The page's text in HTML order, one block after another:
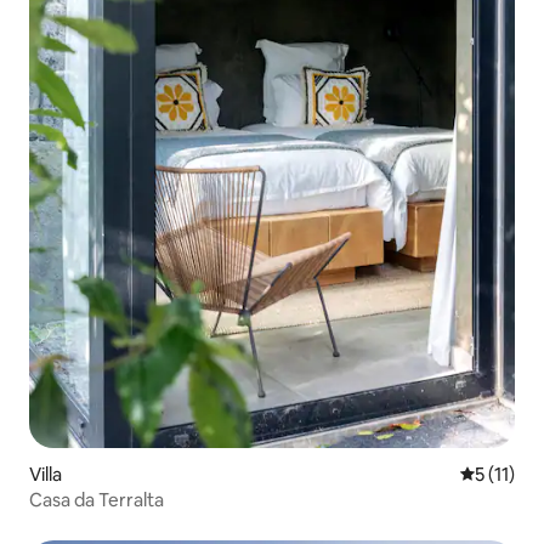
Villa
5 (11)
Casa da Terralta